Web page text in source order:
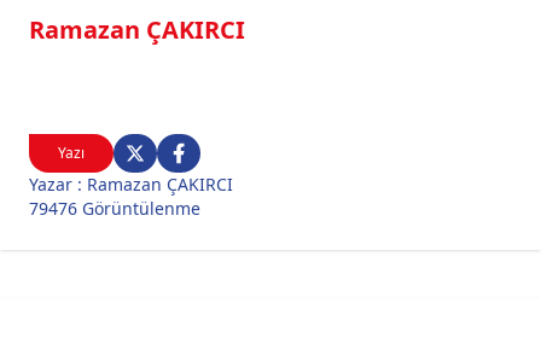
Yazı
Yazar : Ramazan ÇAKIRCI
79476 Görüntülenme
Ramazan ÇAKIRCI